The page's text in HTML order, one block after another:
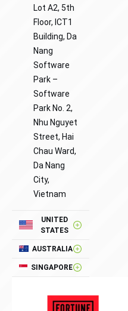
Lot A2, 5th
Floor, ICT1
Building, Da
Nang
Software
Park –
Software
Park No. 2,
Nhu Nguyet
Street, Hai
Chau Ward,
Da Nang
City,
Vietnam
UNITED
STATES
AUSTRALIA
SINGAPORE